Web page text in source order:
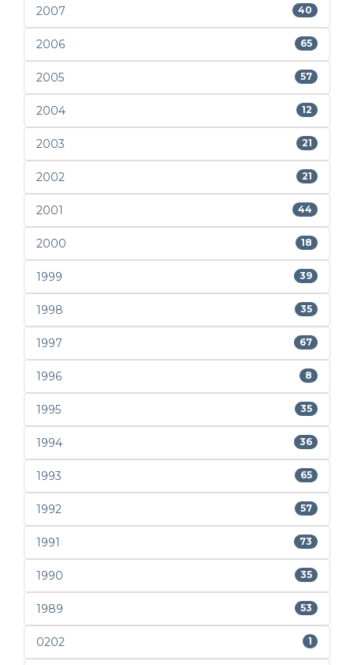
2007 40
2006 65
2005 57
2004 12
2003 21
2002 21
2001 44
2000 18
1999 39
1998 35
1997 67
1996 8
1995 35
1994 36
1993 65
1992 57
1991 73
1990 35
1989 53
0202 1